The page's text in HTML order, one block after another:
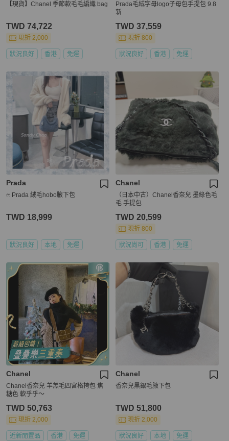
【現貨】Chanel 季節款毛毛編織 bag
TWD 74,722
現折 2,000
狀況良好 香港 免運
Prada毛絨字母logo子母包手提包 9.8
新
TWD 37,559
現折 800
狀況良好 香港 免運
Prada
ෆ Prada 絨毛hobo腋下包
TWD 18,999
狀況良好 本地 免運
Chanel
（日本中古）Chanel香奈兒 墨綠色毛
毛 手提包
TWD 20,599
現折 800
狀況尚可 香港 免運
Chanel
Chanel香奈兒 羊羔毛四宮格挎包 焦
糖色 軟乎乎～
TWD 50,763
現折 2,000
近新閒置品 香港 免運
Chanel
香奈兒黑銀毛腋下包
TWD 51,800
現折 2,000
狀況良好 本地 免運